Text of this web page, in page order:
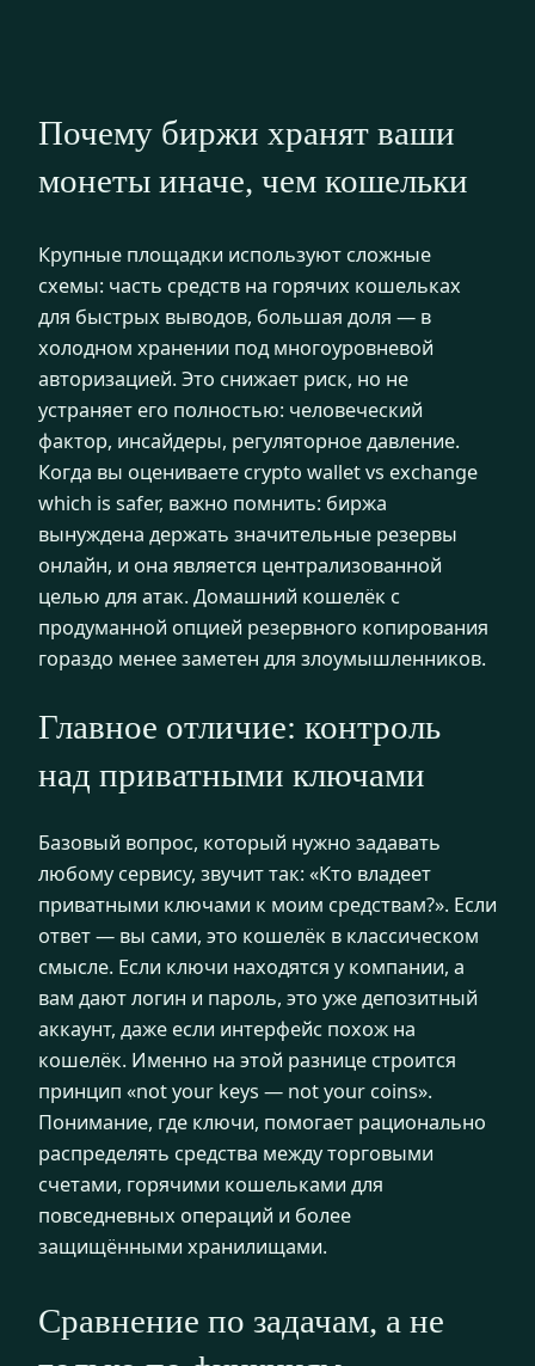
Почему биржи хранят ваши
монеты иначе, чем кошельки
Крупные площадки используют сложные
схемы: часть средств на горячих кошельках
для быстрых выводов, большая доля — в
холодном хранении под многоуровневой
авторизацией. Это снижает риск, но не
устраняет его полностью: человеческий
фактор, инсайдеры, регуляторное давление.
Когда вы оцениваете crypto wallet vs exchange
which is safer, важно помнить: биржа
вынуждена держать значительные резервы
онлайн, и она является централизованной
целью для атак. Домашний кошелёк с
продуманной опцией резервного копирования
гораздо менее заметен для злоумышленников.
Главное отличие: контроль
над приватными ключами
Базовый вопрос, который нужно задавать
любому сервису, звучит так: «Кто владеет
приватными ключами к моим средствам?». Если
ответ — вы сами, это кошелёк в классическом
смысле. Если ключи находятся у компании, а
вам дают логин и пароль, это уже депозитный
аккаунт, даже если интерфейс похож на
кошелёк. Именно на этой разнице строится
принцип «not your keys — not your coins».
Понимание, где ключи, помогает рационально
распределять средства между торговыми
счетами, горячими кошельками для
повседневных операций и более
защищёнными хранилищами.
Сравнение по задачам, а не